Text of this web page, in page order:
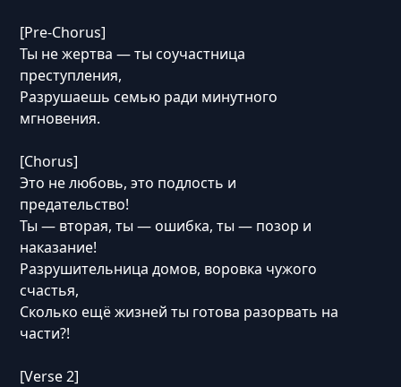
[Pre-Chorus]
Ты не жертва — ты соучастница
преступления,
Разрушаешь семью ради минутного
мгновения.
[Chorus]
Это не любовь, это подлость и
предательство!
Ты — вторая, ты — ошибка, ты — позор и
наказание!
Разрушительница домов, воровка чужого
счастья,
Сколько ещё жизней ты готова разорвать на
части?!
[Verse 2]